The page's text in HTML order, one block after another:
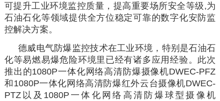
可提升工业环境监控质量，提高重要场所安全等级,为
石油石化等领域提供全方位稳定可靠的数字化安防监
控解决方案。
德威电气防爆监控技术在工业环境，特别是石油石
化等易燃易爆危险环境里已经有诸多应用经验。此次
推出的1080P一体化网络高清防爆摄像机DWEC-PFZ
和1080P一体化网络高清防爆红外云台摄像机DWEC-
PTZ以及1080P一体化网络高清防爆球型摄像机